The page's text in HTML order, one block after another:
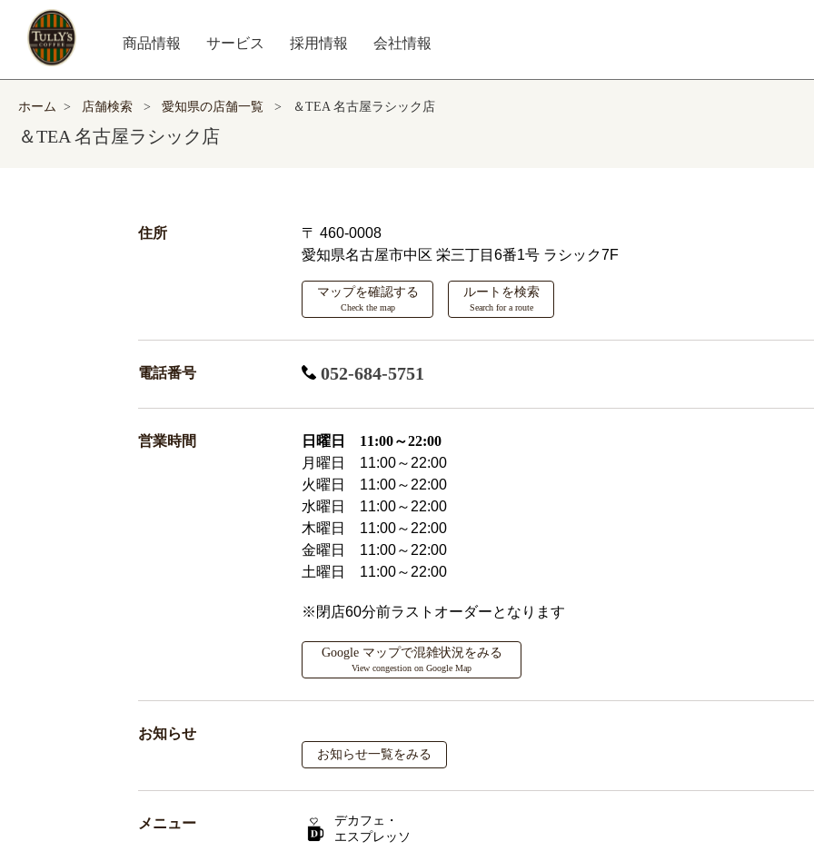
商品情報 サービス 採用情報 会社情報
ホーム > 店舗検索 > 愛知県の店舗一覧 > ＆TEA 名古屋ラシック店
＆TEA 名古屋ラシック店
住所
〒 460-0008
愛知県名古屋市中区 栄三丁目6番1号 ラシック7F
マップを確認する
Check the map
ルートを検索
Search for a route
電話番号 052-684-5751
営業時間
日曜日 11:00～22:00
月曜日 11:00～22:00
火曜日 11:00～22:00
水曜日 11:00～22:00
木曜日 11:00～22:00
金曜日 11:00～22:00
土曜日 11:00～22:00
※閉店60分前ラストオーダーとなります
Google マップで混雑状況をみる
View congestion on Google Map
お知らせ
お知らせ一覧をみる
メニュー
デカフェ・
エスプレッソ